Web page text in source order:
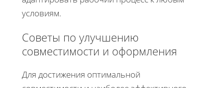
условиям.
Советы по улучшению
совместимости и оформления
Для достижения оптимальной